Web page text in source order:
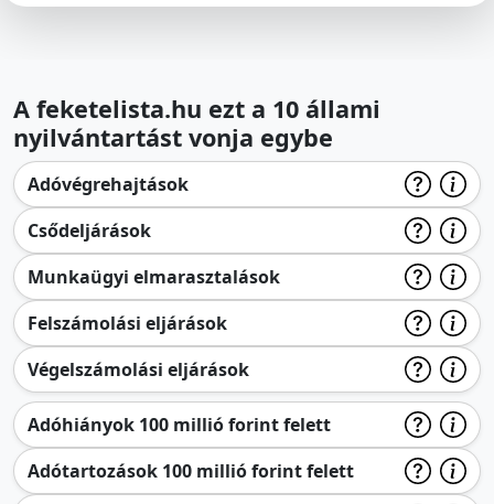
A feketelista.hu ezt a 10 állami
nyilvántartást vonja egybe
Adóvégrehajtások
Csődeljárások
Munkaügyi elmarasztalások
Felszámolási eljárások
Végelszámolási eljárások
Adóhiányok 100 millió forint felett
Adótartozások 100 millió forint felett